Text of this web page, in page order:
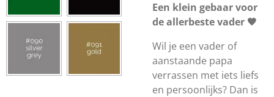
Een klein gebaar voor
de allerbeste vader 🖤
Wil je een vader of
aanstaande papa
verrassen met iets liefs
en persoonlijks? Dan is